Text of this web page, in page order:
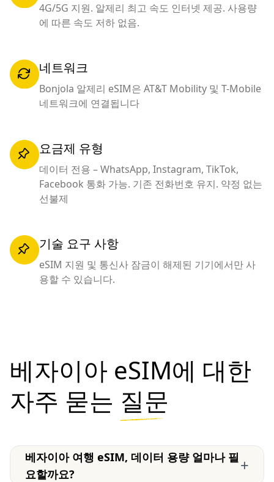
4G/5G 지원. 알제리 최고 속도 인터넷 제공. 사용량
에 따른 속도 저하 없음.
네트워크
Bonjola 알제리 eSIM은 AT&T Mobility 및 T-Mobile
네트워크에 연결됩니다
요금제 유형
데이터 전용 – WhatsApp, Instagram, TikTok,
Facebook 통화 가능. 기존 전화번호 유지. 약정 없는
선불제
기술 요구 사항
eSIM 지원 및 통신사 잠금이 해제된 기기에서만 사
용할 수 있습니다.
베자이아 eSIM에 대한
자주 묻는 질문
베자이아 여행 eSIM, 데이터 용량 얼마나 필
요할까요?
+